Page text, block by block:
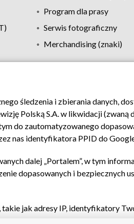
Program dla prasy
Serwis fotograficzny
Merchandising (znaki)
Pomoc Biuro reklamy
śledzenia i zbierania danych,
Polską S.A. w likwidacji (zwaną
do zautomatyzowanego
nas identyfikatora PPID do
dalej „Portalem”, w tym
dopasowanych i bezpiecznych
takie jak adresy IP, identyfikatory